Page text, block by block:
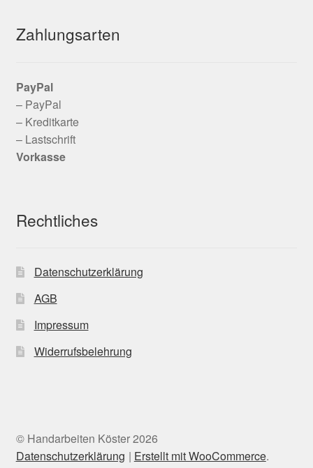
Zahlungsarten
PayPal
– PayPal
– Kreditkarte
– Lastschrift
Vorkasse
Rechtliches
Datenschutzerklärung
AGB
Impressum
Widerrufsbelehrung
© Handarbeiten Köster 2026
Datenschutzerklärung
Erstellt mit WooCommerce.